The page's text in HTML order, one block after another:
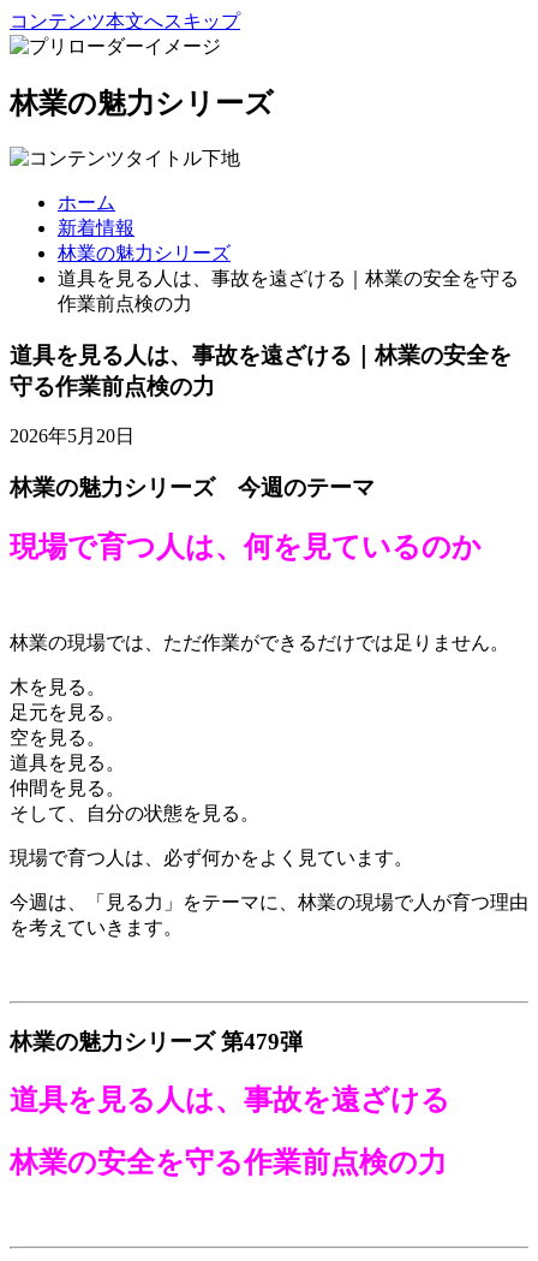
コンテンツ本文へスキップ
林業の魅力シリーズ
ホーム
新着情報
林業の魅力シリーズ
道具を見る人は、事故を遠ざける｜林業の安全を守る
作業前点検の力
道具を見る人は、事故を遠ざける｜林業の安全を
守る作業前点検の力
2026年5月20日
林業の魅力シリーズ 今週のテーマ
現場で育つ人は、何を見ているのか
林業の現場では、ただ作業ができるだけでは足りません。
木を見る。
足元を見る。
空を見る。
道具を見る。
仲間を見る。
そして、自分の状態を見る。
現場で育つ人は、必ず何かをよく見ています。
今週は、「見る力」をテーマに、林業の現場で人が育つ理由
を考えていきます。
林業の魅力シリーズ 第479弾
道具を見る人は、事故を遠ざける
林業の安全を守る作業前点検の力